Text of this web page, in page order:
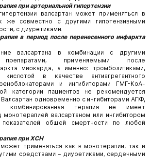
при артериальной гипертензии
валсартан может применяться в
же совместно с другими гипотензивными
с диуретиками.
в период после перенесенного инфаркта
валсартана в комбинации с другими
препаратами, применяемыми после
миокарда, а именно: тромболитиками,
кислотой в качестве антиагрегантного
и ингибиторами ГМГ-КоА-
категории пациентов не рекомендуется
Валсартан одновременно с ингибиторами АПФ,
комбинированная терапия не имеет
валсартаном или ингибитором
общей смертности по любой
при ХСН
применяться как в монотерапии, так и
средствами – диуретиками, сердечными